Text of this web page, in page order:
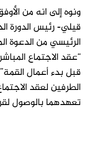
ونوه إلى انه من
قيلي- رئيس الدورة
الرئيسي من الدعوة
“عقد الاجتماع
قبل بدء أعمال
الطرفين لعقد
تعهدهما بالوصول